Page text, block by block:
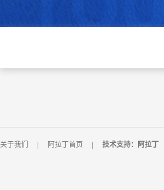
关于我们 阿拉丁首页 技术支持：阿拉丁